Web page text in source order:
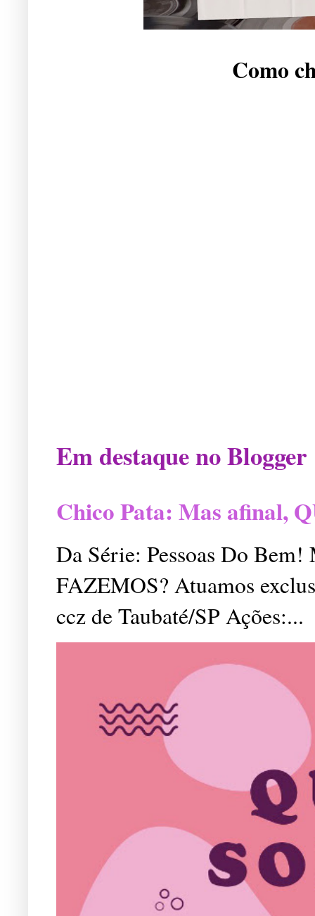
Como
Em destaque no Blogger
Chico Pata: Mas afinal,
Da Série: Pessoas Do
FAZEMOS? Atuamos
ccz de Taubaté/SP Ações:...